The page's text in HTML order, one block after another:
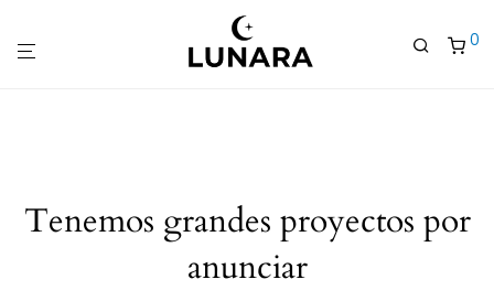
0
Tenemos grandes proyectos por
anunciar